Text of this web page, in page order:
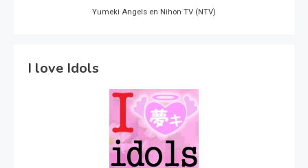
Yumeki Angels en Nihon TV (NTV)
I love Idols